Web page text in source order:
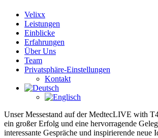
Velixx
Leistungen
Einblicke
Erfahrungen
Über Uns
Team
Privatsphäre-Einstellungen
Kontakt
Unser Messestand auf der MedtecLIVE with
ein großer Erfolg und eine hervorragende
interessante Gespräche und inspirierende neue